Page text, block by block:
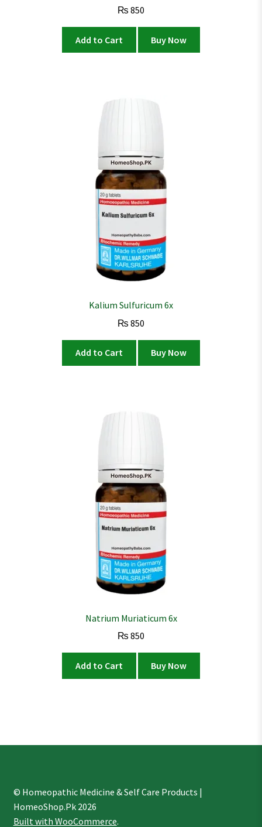
₨ 850
Add to Cart Buy Now
Kalium Sulfuricum 6x
₨ 850
Add to Cart Buy Now
Natrium Muriaticum 6x
₨ 850
Add to Cart Buy Now
© Homeopathic Medicine & Self Care Products |
HomeoShop.Pk 2026
Built with WooCommerce.